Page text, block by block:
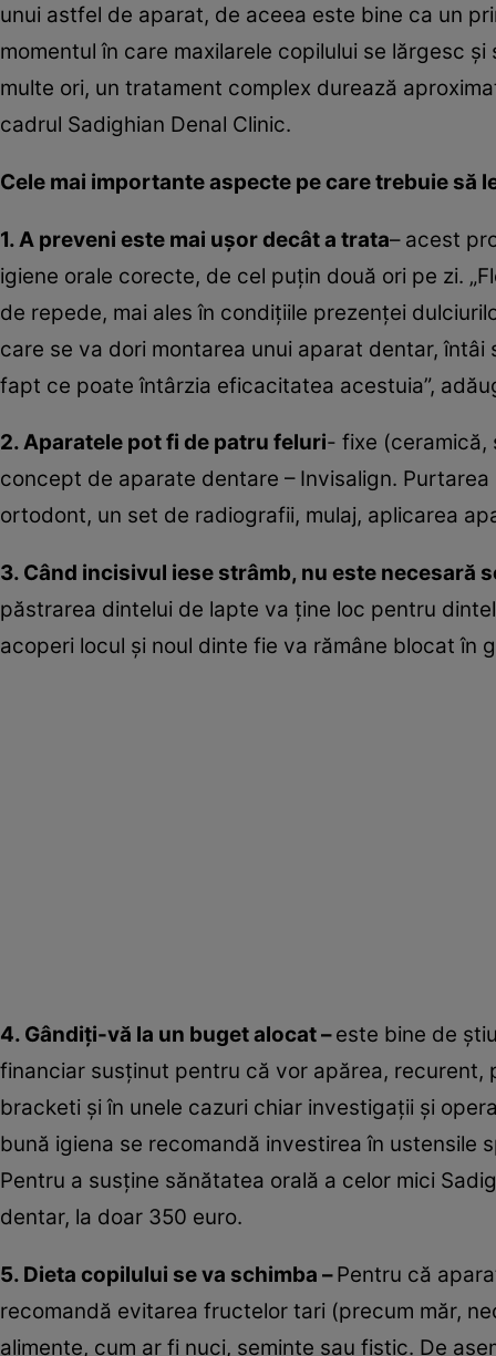
unui astfel de aparat, de aceea este bine ca un
momentul în care maxilarele copilului se lărgesc
multe ori, un tratament complex durează
cadrul Sadighian Denal Clinic.
Cele mai importante aspecte pe care trebuie să
1. A preveni este mai uşor decât a trata– acest
igiene orale corecte, de cel puţin două ori pe zi.
de repede, mai ales în condiţiile prezenţei
care se va dori montarea unui aparat dentar,
fapt ce poate întârzia eficacitatea acestuia”,
2. Aparatele pot fi de patru feluri- fixe (ceramică,
concept de aparate dentare – Invisalign.
ortodont, un set de radiografii, mulaj, aplicarea
3. Când incisivul iese strâmb, nu este necesară
păstrarea dintelui de lapte va ţine loc pentru
acoperi locul şi noul dinte fie va rămâne blocat în
4. Gândiţi-vă la un buget alocat –este bine de
financiar susţinut pentru că vor apărea, recurent,
bracketi şi în unele cazuri chiar investigaţii şi
bună igiena se recomandă investirea în
Pentru a susţine sănătatea orală a celor mici
dentar, la doar 350 euro.
5. Dieta copilului se va schimba –Pentru că
recomandă evitarea fructelor tari (precum măr,
alimente, cum ar fi nuci, seminţe sau fistic. De